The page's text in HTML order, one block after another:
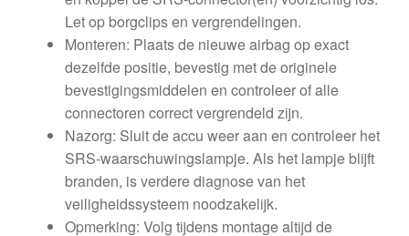
Let op borgclips en vergrendelingen.
Monteren: Plaats de nieuwe airbag op exact
dezelfde positie, bevestig met de originele
bevestigingsmiddelen en controleer of alle
connectoren correct vergrendeld zijn.
Nazorg: Sluit de accu weer aan en controleer het
SRS-waarschuwingslampje. Als het lampje blijft
branden, is verdere diagnose van het
veiligheidssysteem noodzakelijk.
Opmerking: Volg tijdens montage altijd de